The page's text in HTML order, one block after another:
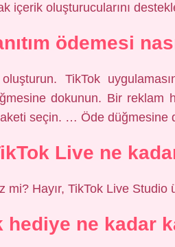
içerik oluşturucularını
ödemesi
TikTok
dokunun. Bir reklam
seçin. … Öde düğmesine
Live ne
mi? Hayır, TikTok Live Studio
hediye ne kadar